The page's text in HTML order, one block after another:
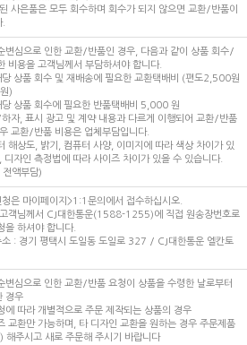
사은품은 모두 회수하며 회수가 되지 않으면 교환/반품이
.
변심으로 인한 교환/반품인 경우, 다음과 같이 상품 회수/
비용을 고객님께서 부담하셔야 합니다.
당 상품 회수 및 재배송에 필요한 교환택배비 (편도2,500원
)
당 상품 회수에 필요한 반품택배비 5,000 원
자, 표시 광고 및 계약 내용과 다르게 이행되어 교환/반품
교환/반품 비용은 업체부담입니다.
해상도, 밝기, 컴퓨터 사양, 이미지에 따라 색상 차이가 있
디자인 측정법에 따라 사이즈 차이가 있을 수 있습니다.
전액부담)
은 마이페이지>1:1문의에서 접수하십시오.
객님께서 CJ대한통운(1588-1255)에 직접 원송장번호로
을 하셔야 합니다.
: 경기 평택시 도일동 도일로 327 / CJ대한통운 엘칸토
변심으로 인한 교환/반품 요청이 상품을 수령한 날로부터
경우
에 따라 개별적으로 주문 제작되는 상품의 경우
교환만 가능하며, 타 디자인 교환을 원하는 경우 주문제품
해주시고 새로 주문해 주시기 바랍니다